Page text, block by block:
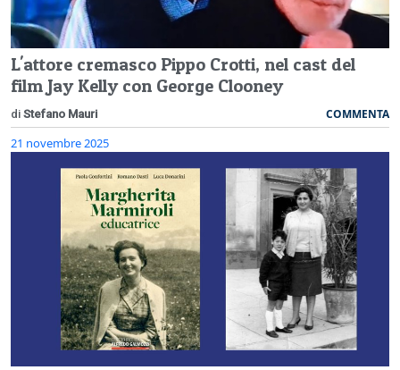
L'attore cremasco Pippo Crotti, nel cast del
film Jay Kelly con George Clooney
di Stefano Mauri COMMENTA
21 novembre 2025